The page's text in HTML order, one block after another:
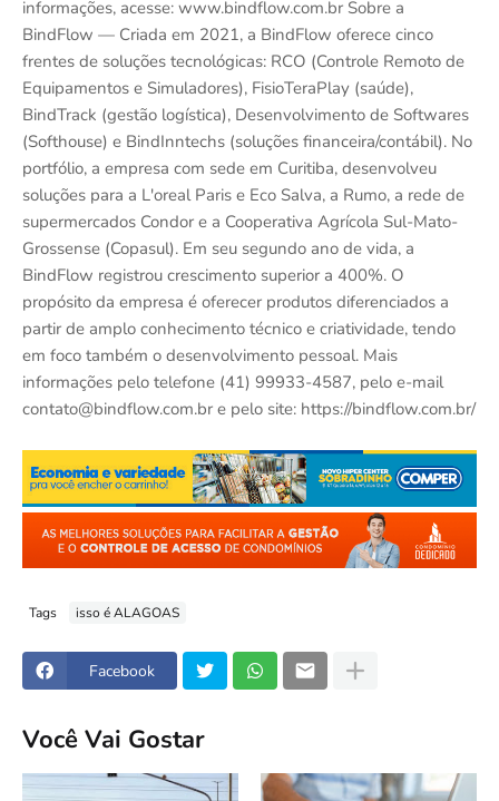
informações, acesse: www.bindflow.com.br Sobre a
BindFlow — Criada em 2021, a BindFlow oferece cinco
frentes de soluções tecnológicas: RCO (Controle Remoto de
Equipamentos e Simuladores), FisioTeraPlay (saúde),
BindTrack (gestão logística), Desenvolvimento de Softwares
(Softhouse) e BindInntechs (soluções financeira/contábil). No
portfólio, a empresa com sede em Curitiba, desenvolveu
soluções para a L'oreal Paris e Eco Salva, a Rumo, a rede de
supermercados Condor e a Cooperativa Agrícola Sul-Mato-
Grossense (Copasul). Em seu segundo ano de vida, a
BindFlow registrou crescimento superior a 400%. O
propósito da empresa é oferecer produtos diferenciados a
partir de amplo conhecimento técnico e criatividade, tendo
em foco também o desenvolvimento pessoal. Mais
informações pelo telefone (41) 99933-4587, pelo e-mail
contato@bindflow.com.br e pelo site: https://bindflow.com.br/
Tags isso é ALAGOAS
Facebook
Você Vai Gostar